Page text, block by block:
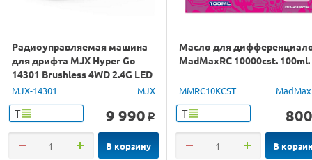
Радиоуправляемая машина
для дрифта MJX Hyper Go
14301 Brushless 4WD 2.4G LED
1/14 RTR
MJX-14301 MJX
Т 9 990 o
В корзину
Масло для
MadMaxRC 10000cst. 100ml.
MMRC10KCST
Т 800
В